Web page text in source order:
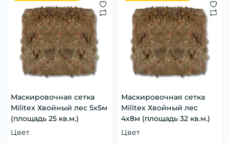
Маскировочная сетка
Militex Хвойный лес 5х5м
(площадь 25 кв.м.)
Цвет
Маскировочная сетка
Militex Хвойный лес
4х8м (площадь 32 кв.м.)
Цвет